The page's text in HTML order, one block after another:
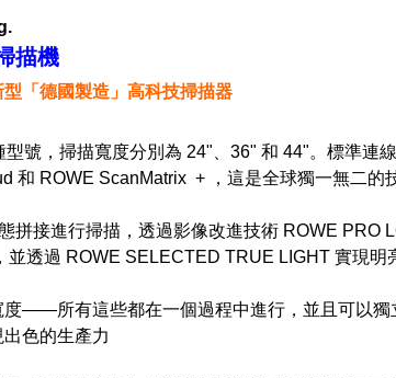
描機
「德國製造」高科技掃描器
型號，掃描寬度分別為 24"、36" 和 44"。標準連
和 ROWE ScanMatrix + ，這是全球獨一無二的
拼接進行掃描，透過影像改進技術 ROWE PRO
並透過 ROWE SELECTED TRUE LIGHT 實現明
度——所有這些都在一個過程中進行，並且可以獨
色的生產力